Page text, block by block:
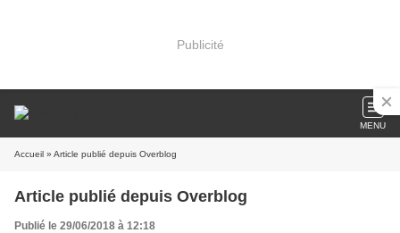
Publicité
MENU
Accueil » Article publié depuis Overblog
Article publié depuis Overblog
Publié le 29/06/2018 à 12:18